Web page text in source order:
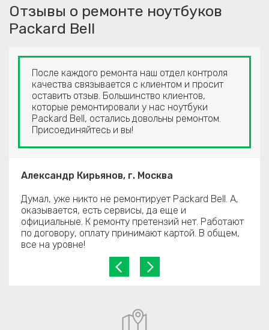
Отзывы о ремонте ноутбуков
Packard Bell
После каждого ремонта наш отдел контроля
качества связывается с клиентом и просит
оставить отзыв. Большинство клиентов,
которые ремонтировали у нас ноутбуки
Packard Bell, остались довольны ремонтом.
Присоединяйтесь и вы!
Александр Кирьянов, г. Москва
Думал, уже никто не ремонтирует Packard Bell. А,
оказывается, есть сервисы, да еще и
официальные. К ремонту претензий нет. Работают
по договору, оплату принимают картой. В общем,
все на уровне!